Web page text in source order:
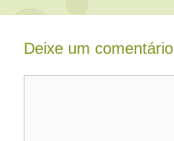
Deixe um comentário